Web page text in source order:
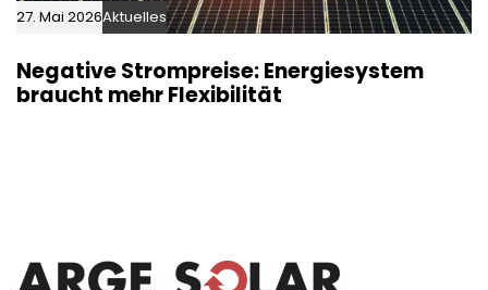
27. Mai 2026Aktuelles
Negative Strompreise: Energiesystem
braucht mehr Flexibilität